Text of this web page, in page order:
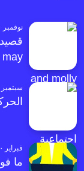
نوفمبر ١٠, ٢٠٢١
may
سبتمبر ٠٧, ٢٠٢١
فبراير ٢٠, ٢٠٢٤
ما